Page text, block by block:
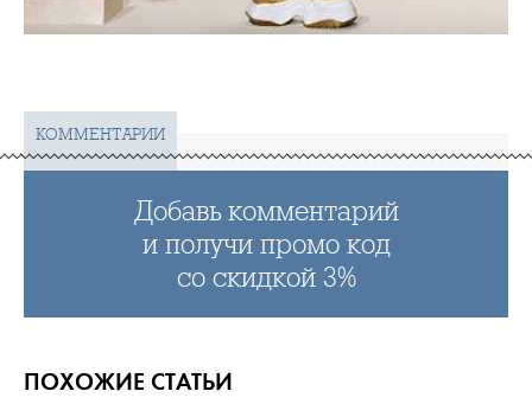
КОММЕНТАРИИ
Добавь комментарий
и получи промо код
со скидкой 3%
ПОХОЖИЕ СТАТЬИ